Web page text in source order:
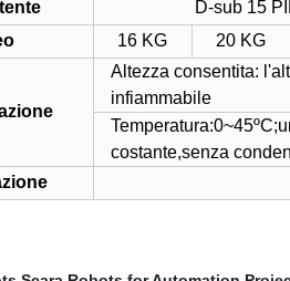
D-sub 15
16 KG 20 KG
Altezza consentita:
infiammabile
costante,senza